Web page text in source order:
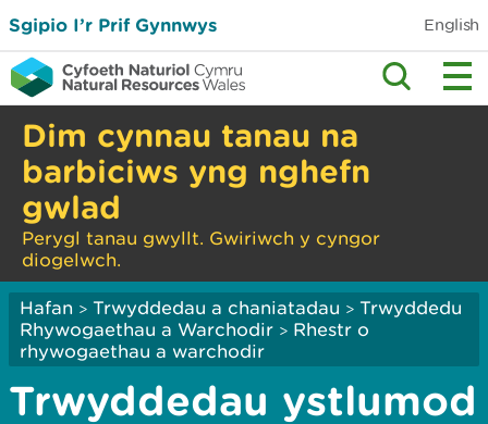
Sgipio I’r Prif Gynnwys English
Dim cynnau tanau na
barbiciws yng nghefn
gwlad
Perygl tanau gwyllt. Gwiriwch y cyngor
diogelwch.
Hafan > Trwyddedau a chaniatadau > Trwyddedu
Rhywogaethau a Warchodir > Rhestr o
rhywogaethau a warchodir
Trwyddedau ystlumod